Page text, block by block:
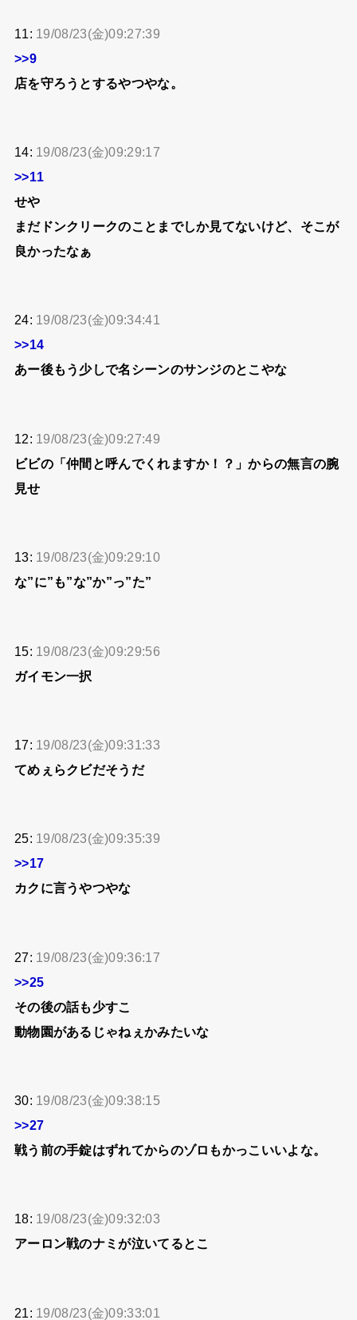
11: 19/08/23(金)09:27:39
>>9
店を守ろうとするやつやな。
14: 19/08/23(金)09:29:17
>>11
せや
まだドンクリークのことまでしか見てないけど、そこが
良かったなぁ
24: 19/08/23(金)09:34:41
>>14
あー後もう少しで名シーンのサンジのとこやな
12: 19/08/23(金)09:27:49
ビビの「仲間と呼んでくれますか！？」からの無言の腕
見せ
13: 19/08/23(金)09:29:10
な”に”も”な”か”っ”た”
15: 19/08/23(金)09:29:56
ガイモン一択
17: 19/08/23(金)09:31:33
てめぇらクビだそうだ
25: 19/08/23(金)09:35:39
>>17
カクに言うやつやな
27: 19/08/23(金)09:36:17
>>25
その後の話も少すこ
動物園があるじゃねぇかみたいな
30: 19/08/23(金)09:38:15
>>27
戦う前の手錠はずれてからのゾロもかっこいいよな。
18: 19/08/23(金)09:32:03
アーロン戦のナミが泣いてるとこ
21: 19/08/23(金)09:33:01